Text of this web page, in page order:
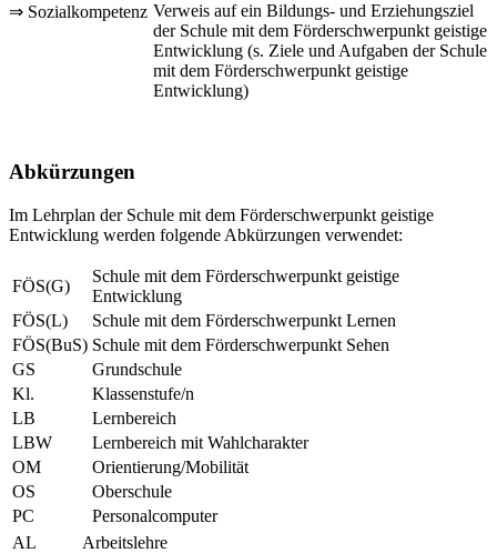
⇒ Sozialkompetenz Verweis auf ein Bildungs- und Erziehungsziel
der Schule mit dem Förderschwerpunkt geistige
Entwicklung (s. Ziele und Aufgaben der Schule
mit dem Förderschwerpunkt geistige
Entwicklung)
Abkürzungen
Im Lehrplan der Schule mit dem Förderschwerpunkt geistige
Entwicklung werden folgende Abkürzungen verwendet:
FÖS(G)
Schule mit dem Förderschwerpunkt geistige
Entwicklung
FÖS(L)
Schule mit dem Förderschwerpunkt Lernen
FÖS(BuS) Schule mit dem Förderschwerpunkt Sehen
GS
Grundschule
Kl.
Klassenstufe/n
LB
Lernbereich
LBW
Lernbereich mit Wahlcharakter
OM
Orientierung/Mobilität
OS
Oberschule
PC
Personalcomputer
AL
Arbeitslehre